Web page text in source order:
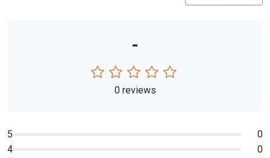
-
0 reviews
5
0
4
0